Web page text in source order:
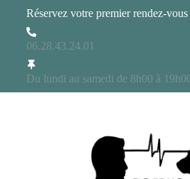
Réservez votre premier rendez-vous
06.28.43.24.01
Du lundi au samedi de 8h00 à